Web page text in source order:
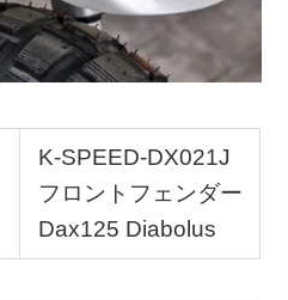
K-SPEED-DX021J
フロントフェンダー
Dax125 Diabolus